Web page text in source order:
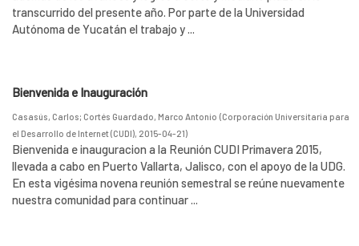
transcurrido del presente año. Por parte de la Universidad
Autónoma de Yucatán el trabajo y ...
Bienvenida e Inauguración
Casasús, Carlos; Cortés Guardado, Marco Antonio (Corporación Universitaria para
el Desarrollo de Internet (CUDI), 2015-04-21)
Bienvenida e inauguracion a la Reunión CUDI Primavera 2015,
llevada a cabo en Puerto Vallarta, Jalisco, con el apoyo de la UDG.
En esta vigésima novena reunión semestral se reúne nuevamente
nuestra comunidad para continuar ...